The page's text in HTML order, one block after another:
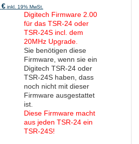
€ inkl. 19% MwSt.
Digitech Firmware 2.00
für das TSR-24 oder
TSR-24S incl. dem
20MHz Upgrade.
Sie benötigen diese
Firmware, wenn sie ein
Digitech TSR-24 oder
TSR-24S haben, dass
noch nicht mit dieser
Firmware ausgestattet
ist.
Diese Firmware macht
aus jeden TSR-24 ein
TSR-24S!